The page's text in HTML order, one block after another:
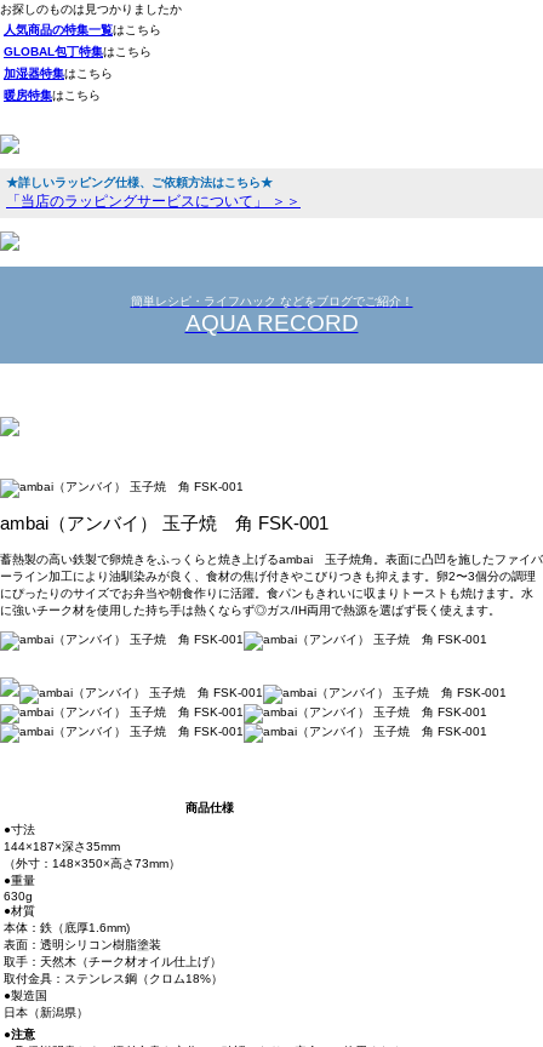
お探しのものは見つかりましたか
人気商品の特集一覧はこちら
GLOBAL包丁特集はこちら
加湿器特集はこちら
暖房特集はこちら
★詳しいラッピング仕様、ご依頼方法はこちら★
「当店のラッピングサービスについて」 ＞＞
簡単レシピ・ライフハック などをブログでご紹介！
AQUA RECORD
ambai（アンバイ） 玉子焼 角 FSK-001
蓄熱製の高い鉄製で卵焼きをふっくらと焼き上げるambai 玉子焼角。表面に凸凹を施したファイバ
ーライン加工により油馴染みが良く、食材の焦げ付きやこびりつきも抑えます。卵2〜3個分の調理
にぴったりのサイズでお弁当や朝食作りに活躍。食パンもきれいに収まりトーストも焼けます。水
に強いチーク材を使用した持ち手は熱くならず◎ガス/IH両用で熱源を選ばず長く使えます。
商品仕様
●寸法
144×187×深さ35mm
（外寸：148×350×高さ73mm）
●重量
630g
●材質
本体：鉄（底厚1.6mm)
表面：透明シリコン樹脂塗装
取手：天然木（チーク材オイル仕上げ）
取付金具：ステンレス鋼（クロム18%）
●製造国
日本（新潟県）
●注意